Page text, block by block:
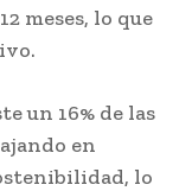
meses, lo que
un 16% de las
en
lo